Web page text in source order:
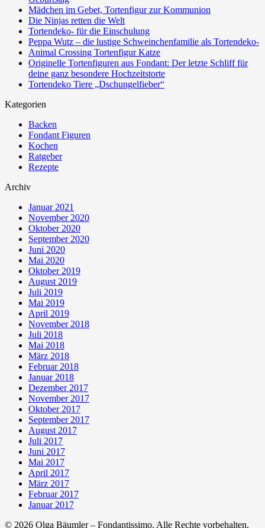
Mädchen im Gebet, Tortenfigur zur Kommunion
Die Ninjas retten die Welt
Tortendeko- für die Einschulung
Peppa Wutz – die lustige Schweinchenfamilie als Tortendeko-
Animal Crossing Tortenfigur Katze
Originelle Tortenfiguren aus Fondant: Der letzte Schliff für
deine ganz besondere Hochzeitstorte
Tortendeko Tiere „Dschungelfieber“
Kategorien
Backen
Fondant Figuren
Kochen
Ratgeber
Rezepte
Archiv
Januar 2021
November 2020
Oktober 2020
September 2020
Juni 2020
Mai 2020
Oktober 2019
August 2019
Juli 2019
Mai 2019
April 2019
November 2018
Juli 2018
Mai 2018
März 2018
Februar 2018
Januar 2018
Dezember 2017
November 2017
Oktober 2017
September 2017
August 2017
Juli 2017
Juni 2017
Mai 2017
April 2017
März 2017
Februar 2017
Januar 2017
© 2026 Olga Bäumler – Fondantissimo. Alle Rechte vorbehalten.